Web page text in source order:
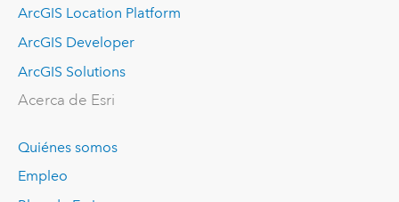
ArcGIS Location Platform
ArcGIS Developer
ArcGIS Solutions
Acerca de Esri
Quiénes somos
Empleo